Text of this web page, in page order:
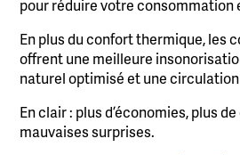
pour réduire votre consommation
En plus du confort thermique, les
offrent une meilleure
naturel optimisé et une
En clair : plus d’économies, plus
mauvaises surprises.